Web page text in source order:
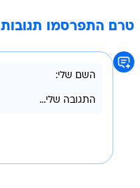
טרם התפרסמו תגובות